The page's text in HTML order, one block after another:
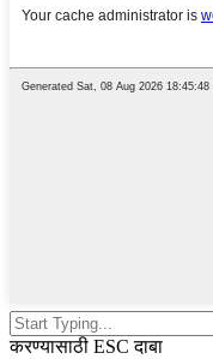
करण्यासाठी ESC दाबा